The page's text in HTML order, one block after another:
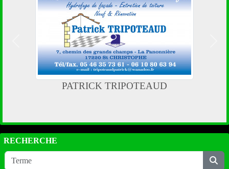
PATRICK TRIPOTEAUD
Précedent
RECHERCHE